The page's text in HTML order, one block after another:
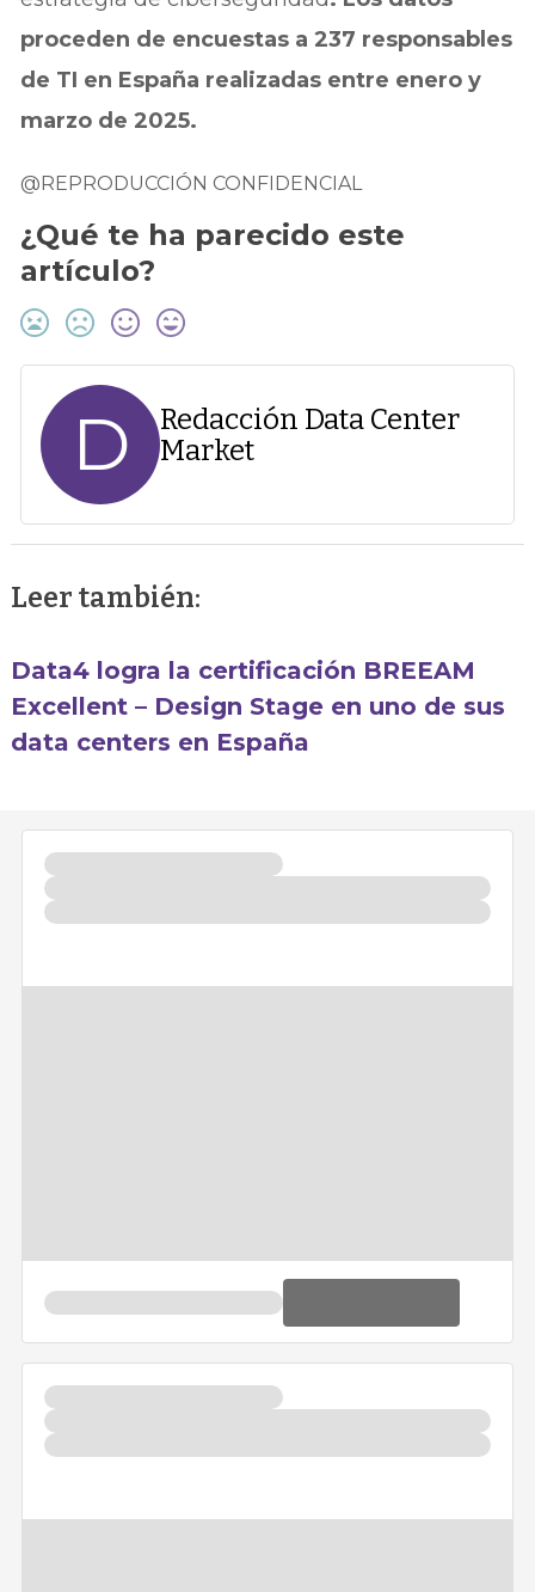
proceden de encuestas a 237 responsables
de TI en España realizadas entre enero y
marzo de 2025.
@REPRODUCCIÓN CONFIDENCIAL
¿Qué te ha parecido este
artículo?
D
Redacción Data Center
Market
Leer también:
Data4 logra la certificación BREEAM
Excellent – Design Stage en uno de sus
data centers en España